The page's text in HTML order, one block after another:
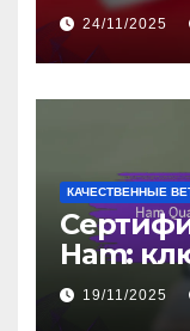
24/11/2025
КАЧЕСТВЕННЫЕ
Ham:
19/11/2025